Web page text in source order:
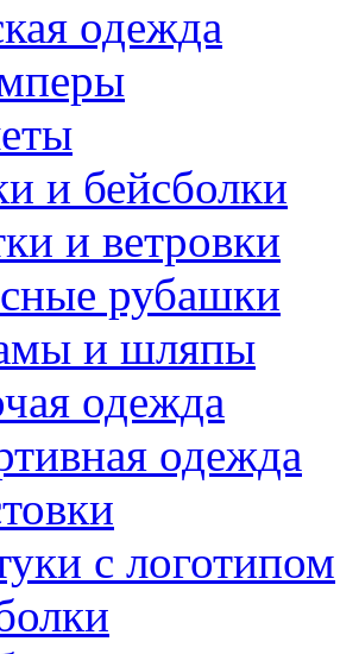
одежда
и бейсболки
и ветровки
рубашки
и шляпы
одежда
одежда
с логотипом